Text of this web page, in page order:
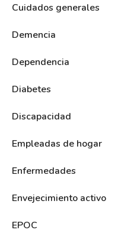
Cuidados generales
Demencia
Dependencia
Diabetes
Discapacidad
Empleadas de hogar
Enfermedades
Envejecimiento activo
EPOC